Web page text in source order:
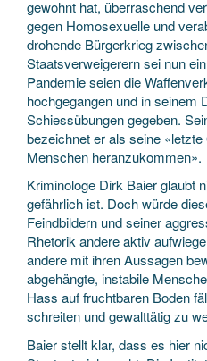
gewohnt hat, überraschend
gegen Homosexuelle und
drohende Bürgerkrieg
Staatsverweigerern sei nun
Pandemie seien die
hochgegangen und in seinem
Schiessübungen gegeben.
bezeichnet er als seine
Menschen heranzukommen».
Kriminologe Dirk Baier glaubt
gefährlich ist. Doch würde
Feindbildern und seiner
Rhetorik andere aktiv
andere mit ihren Aussagen
abgehängte, instabile
Hass auf fruchtbaren Boden
schreiten und gewalttätig zu
Baier stellt klar, dass es hier